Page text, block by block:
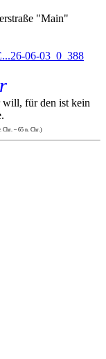
"Main"
06-03_0_388
für den ist kein
Chr. – 65 n. Chr.)